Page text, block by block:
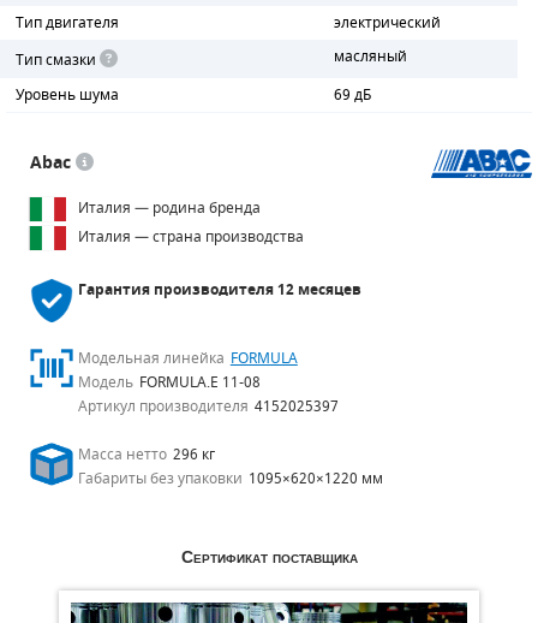
Тип двигателя
электрический
Тип смазки
масляный
Уровень шума
69 дБ
Abac
Италия — родина бренда
Италия — страна производства
Гарантия производителя12 месяцев
Модельная линейка FORMULA
Модель FORMULA.E 11-08
Артикул производителя 4152025397
Масса нетто 296 кг
Габариты без упаковки 1095×620×1220 мм
Сертификат поставщика
ДЕТАЛИ ПОГРУЖНЫХ НАСОСОВ
ШЛАНГИ ДЛЯ МОТОПОМП
ДЛЯ ВАКУУМНЫХ НАСОСОВ